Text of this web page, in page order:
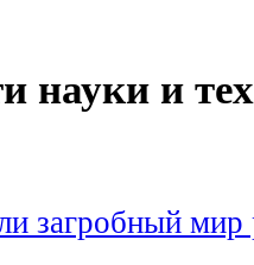
науки и
загробный мир